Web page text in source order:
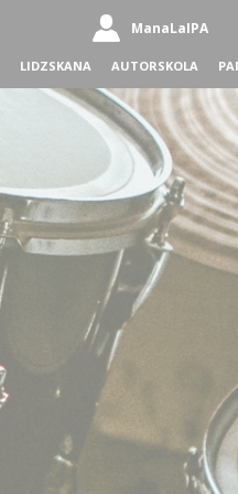
ManaLaIPA
LIDZSKANA AUTORSKOLA